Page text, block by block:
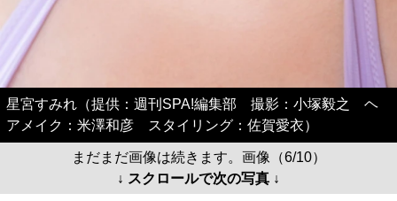
星宮すみれ（提供：週刊SPA!編集部 撮影：小塚毅之 ヘ
アメイク：米澤和彦 スタイリング：佐賀愛衣）
まだまだ画像は続きます。画像（6/10）
↓ スクロールで次の写真 ↓